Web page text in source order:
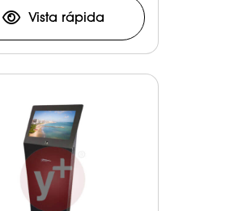
Vista rápida